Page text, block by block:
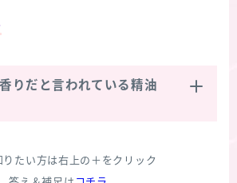
りだと言われている精油
りたい方は右上の＋をクリック